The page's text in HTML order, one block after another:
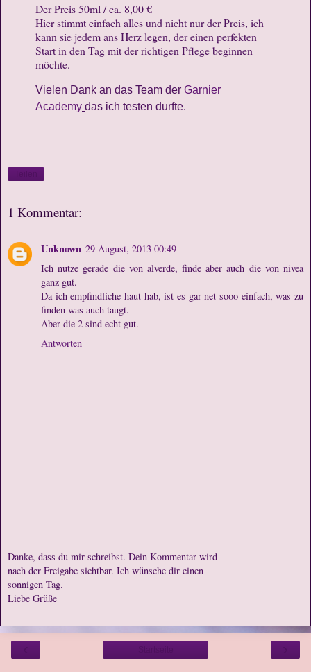
Der Preis 50ml / ca. 8,00 €
Hier stimmt einfach alles und nicht nur der Preis, ich
kann sie jedem ans Herz legen, der einen perfekten
Start in den Tag mit der richtigen Pflege beginnen
möchte.
Vielen Dank an das Team der Garnier
Academy das ich testen durfte.
1 Kommentar:
Unknown 29 August, 2013 00:49
Ich nutze gerade die von alverde, finde aber auch die von nivea
ganz gut.
Da ich empfindliche haut hab, ist es gar net sooo einfach, was zu
finden was auch taugt.
Aber die 2 sind echt gut.
Antworten
Danke, dass du mir schreibst. Dein Kommentar wird
nach der Freigabe sichtbar. Ich wünsche dir einen
sonnigen Tag.
Liebe Grüße
‹ ›